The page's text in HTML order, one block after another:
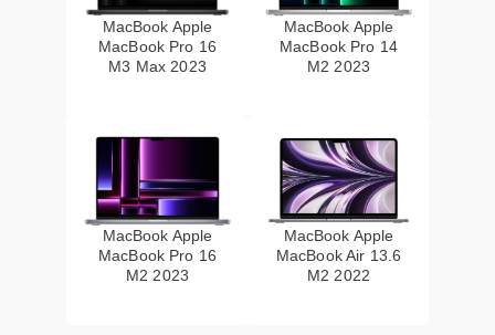
MacBook Apple
MacBook Pro 16
M3 Max 2023
MacBook Apple
MacBook Pro 14
M2 2023
MacBook Apple
MacBook Pro 16
M2 2023
MacBook Apple
MacBook Air 13.6
M2 2022